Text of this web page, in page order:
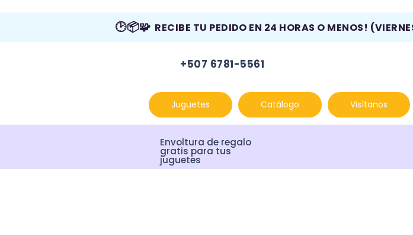
🕑📦🧩 RECIBE TU PEDIDO EN 24 HORAS O MENOS!
+507 6781-5561
Juguetes Catálogo Visítanos
Envoltura de regalo
gratis para tus
juguetes